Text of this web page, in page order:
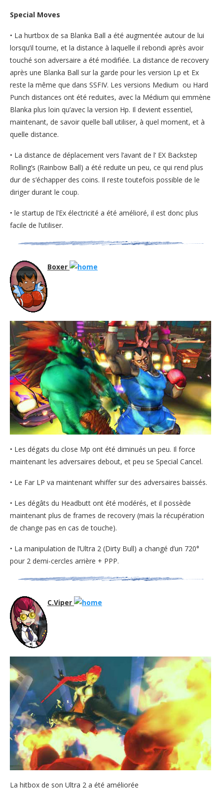
Special Moves
• La hurtbox de sa Blanka Ball a été augmentée autour de lui
lorsqu’il tourne, et la distance à laquelle il rebondi après avoir
touché son adversaire a été modifiée. La distance de recovery
après une Blanka Ball sur la garde pour les version Lp et Ex
reste la même que dans SSFIV. Les versions Medium ou Hard
Punch distances ont été reduites, avec la Médium qui emmène
Blanka plus loin qu’avec la version Hp. Il devient essentiel,
maintenant, de savoir quelle ball utiliser, à quel moment, et à
quelle distance.
• La distance de déplacement vers l’avant de l’ EX Backstep
Rolling’s (Rainbow Ball) a été reduite un peu, ce qui rend plus
dur de s’échapper des coins. Il reste toutefois possible de le
diriger durant le coup.
• le startup de l’Ex électricité a été amélioré, il est donc plus
facile de l’utiliser.
Boxer
• Les dégats du close Mp ont été diminués un peu. Il force
maintenant les adversaires debout, et peu se Special Cancel.
• Le Far LP va maintenant whiffer sur des adversaires baissés.
• Les dégâts du Headbutt ont été modérés, et il possède
maintenant plus de frames de recovery (mais la récupération
de change pas en cas de touche).
• La manipulation de l’Ultra 2 (Dirty Bull) a changé d’un 720°
pour 2 demi-cercles arrière + PPP.
C.Viper
La hitbox de son Ultra 2 a été améliorée